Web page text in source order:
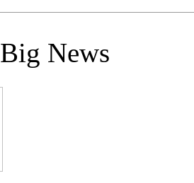
Big News